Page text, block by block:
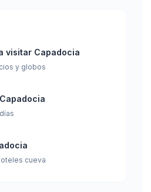
visitar Capadocia
y globos
cueva